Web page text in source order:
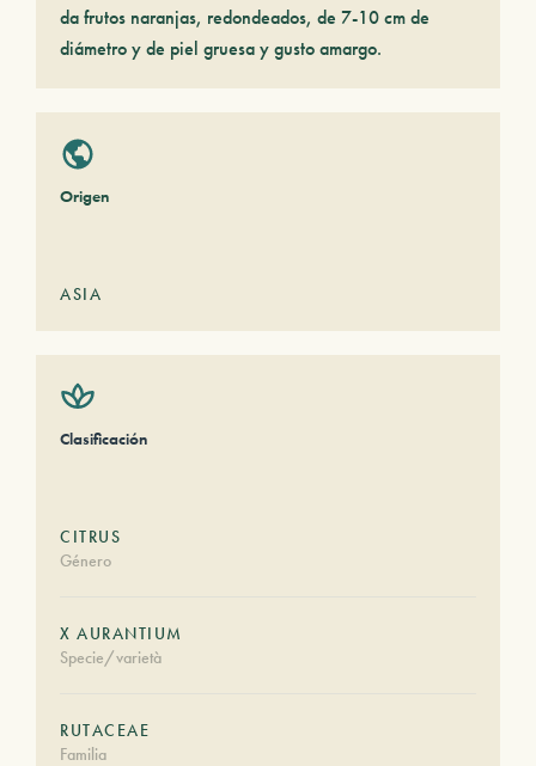
da frutos naranjas, redondeados, de 7-10 cm de
diámetro y de piel gruesa y gusto amargo.
Origen
ASIA
Clasificación
CITRUS
Género
X AURANTIUM
Specie/varietà
RUTACEAE
Familia